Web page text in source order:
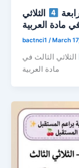
الثلاثي
مادة العربية
bactnci1/ March
الثلاثي الثالث في
مادة العربية